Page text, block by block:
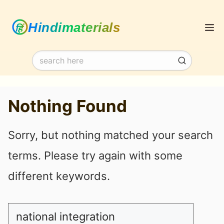
content
Nothing Found
Sorry, but nothing matched your search
terms. Please try again with some
different keywords.
Search